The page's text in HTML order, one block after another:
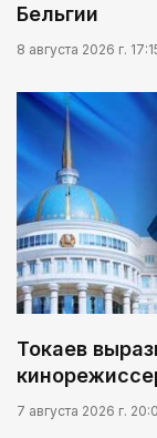
Бельгии
8 августа 2026 г.
Токаев
7 августа 2026 г.